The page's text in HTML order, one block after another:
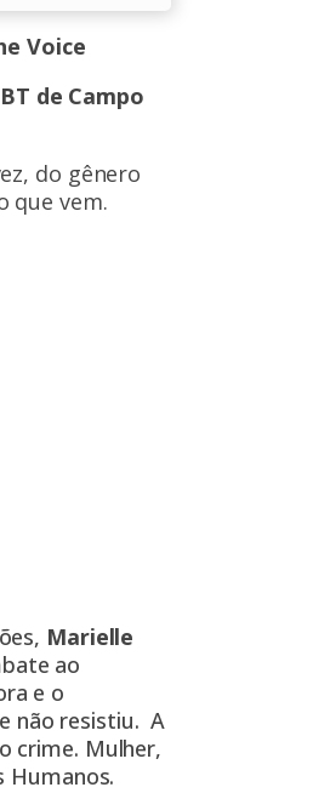
Voice
de Campo
do gênero
que vem.
Marielle
ao
e o
não resistiu. A
crime. Mulher,
Humanos.